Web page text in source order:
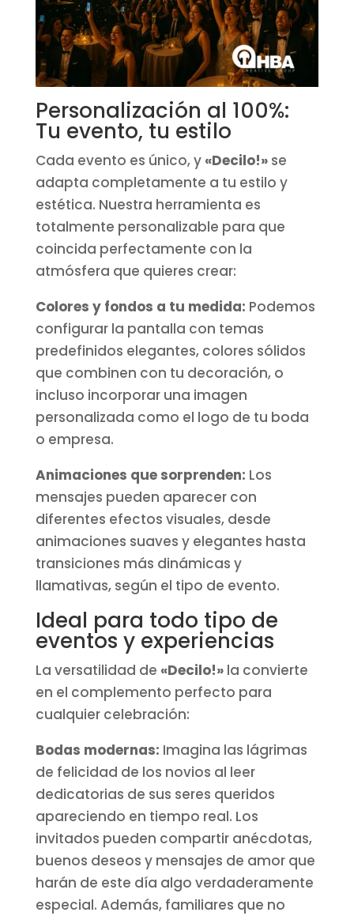
Personalización al 100%:
Tu evento, tu estilo
Cada evento es único, y «Decilo!»se
adapta completamente a tu estilo y
estética. Nuestra herramienta es
totalmente personalizable para que
coincida perfectamente con la
atmósfera que quieres crear:
Colores y fondos a tu medida: Podemos
configurar la pantalla con temas
predefinidos elegantes, colores sólidos
que combinen con tu decoración, o
incluso incorporar una imagen
personalizada como el logo de tu boda
o empresa.
Animaciones que sorprenden: Los
mensajes pueden aparecer con
diferentes efectos visuales, desde
animaciones suaves y elegantes hasta
transiciones más dinámicas y
llamativas, según el tipo de evento.
Ideal para todo tipo de
eventos y experiencias
La versatilidad de «Decilo!»la convierte
en el complemento perfecto para
cualquier celebración:
Bodas modernas: Imagina las lágrimas
de felicidad de los novios al leer
dedicatorias de sus seres queridos
apareciendo en tiempo real. Los
invitados pueden compartir anécdotas,
buenos deseos y mensajes de amor que
harán de este día algo verdaderamente
especial. Además, familiares que no